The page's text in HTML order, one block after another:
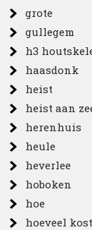
grote
gullegem
h3
haasdonk
heist
heist aan
herenhuis
heule
heverlee
hoboken
hoe
hoeveel